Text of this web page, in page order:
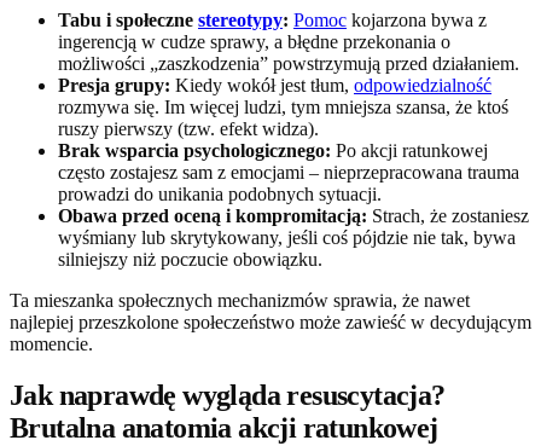
Tabu i społeczne stereotypy: Pomoc kojarzona bywa z
ingerencją w cudze sprawy, a błędne przekonania o
możliwości „zaszkodzenia” powstrzymują przed działaniem.
Presja grupy: Kiedy wokół jest tłum, odpowiedzialność
rozmywa się. Im więcej ludzi, tym mniejsza szansa, że ktoś
ruszy pierwszy (tzw. efekt widza).
Brak wsparcia psychologicznego: Po akcji ratunkowej
często zostajesz sam z emocjami – nieprzepracowana trauma
prowadzi do unikania podobnych sytuacji.
Obawa przed oceną i kompromitacją: Strach, że zostaniesz
wyśmiany lub skrytykowany, jeśli coś pójdzie nie tak, bywa
silniejszy niż poczucie obowiązku.
Ta mieszanka społecznych mechanizmów sprawia, że nawet
najlepiej przeszkolone społeczeństwo może zawieść w decydującym
momencie.
Jak naprawdę wygląda resuscytacja?
Brutalna anatomia akcji ratunkowej